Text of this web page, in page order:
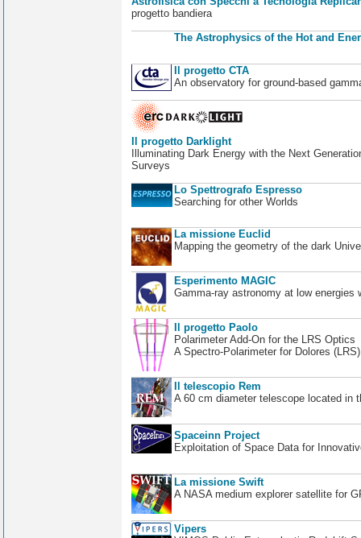
progetto bandiera
The Astrophysics of the Hot and
Il progetto CTA
An observatory for ground-based
Il progetto Darklight
Illuminating Dark Energy with the Next
Surveys
Lo Spettrografo Espresso
Searching for other Worlds
La missione Euclid
Mapping the geometry of the dark
Esperimento MAGIC
Gamma-ray astronomy at low energies
Il progetto Paolo
Polarimeter Add-On for the LRS Optics
A Spectro-Polarimeter for Dolores
Il telescopio Rem
A 60 cm diameter telescope located in
Spaceinn Project
Exploitation of Space Data for
La missione Swift
A NASA medium explorer satellite for
Vipers